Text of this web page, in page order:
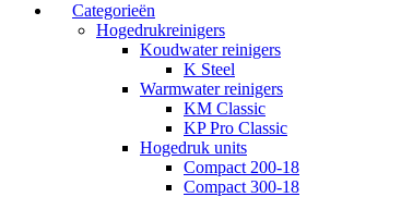
Categorieën
Hogedrukreinigers
Koudwater reinigers
K Steel
Warmwater reinigers
KM Classic
KP Pro Classic
Hogedruk units
Compact 200-18
Compact 300-18